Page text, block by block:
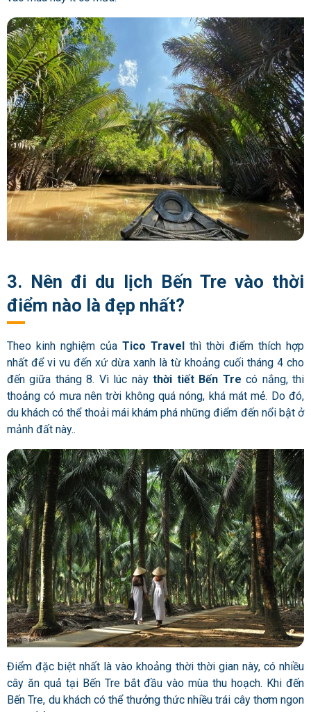
3. Nên đi du lịch Bến Tre vào thời
điểm nào là đẹp nhất?
Theo kinh nghiệm của Tico Travel
thì thời điểm thích hợp
nhất để vi vu đến xứ dừa xanh là từ khoảng cuối tháng 4 cho
đến giữa tháng 8. Vì lúc nàythời tiết Bến Tre có nắng, thi
thoảng có mưa nên trời không quá nóng, khá mát mẻ. Do đó,
du khách có thể thoải mái khám phá những điểm đến nổi bật ở
mảnh đất này..
Điểm đặc biệt nhất là vào khoảng thời thời gian này, có nhiều
cây ăn quả tại Bến Tre bắt đầu vào mùa thu hoạch. Khi đến
Bến Tre, du khách có thể thưởng thức nhiều trái cây thơm ngon